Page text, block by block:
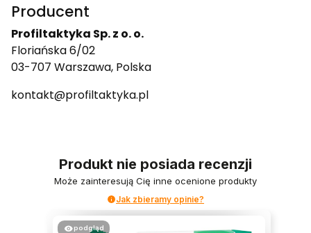
Producent
Profiltaktyka Sp. z o. o.
Floriańska 6/02
03-707 Warszawa, Polska
kontakt@profiltaktyka.pl
Produkt nie posiada recenzji
Może zainteresują Cię inne ocenione produkty
Jak zbieramy opinie?
podgląd